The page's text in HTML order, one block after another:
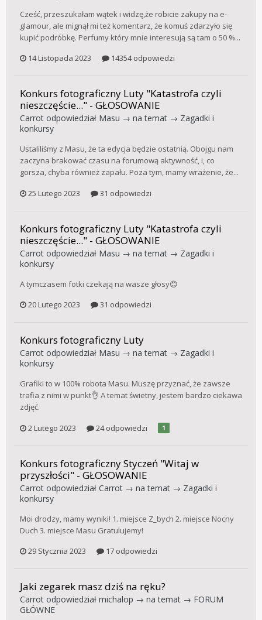
Cześć, przeszukałam wątek i widzę,że robicie zakupy na e-
glamour, ale mignął mi też komentarz, że komuś zdarzyło się
kupić podróbkę. Perfumy który mnie interesują są tam o 50 %...
14 Listopada 2023
14354 odpowiedzi
Konkurs fotograficzny Luty "Katastrofa czyli
nieszczęście..." - GŁOSOWANIE
Carrot odpowiedział Masu → na temat → Zagadki i
konkursy
Ustaliliśmy z Masu, że ta edycja będzie ostatnią. Obojgu nam
zaczyna brakować czasu na forumową aktywność, i, co
gorsza, chyba również zapału. Poza tym, mamy wrażenie, że...
25 Lutego 2023
31 odpowiedzi
Konkurs fotograficzny Luty "Katastrofa czyli
nieszczęście..." - GŁOSOWANIE
Carrot odpowiedział Masu → na temat → Zagadki i
konkursy
A tymczasem fotki czekają na wasze głosy😊
20 Lutego 2023
31 odpowiedzi
Konkurs fotograficzny Luty
Carrot odpowiedział Masu → na temat → Zagadki i
konkursy
Grafiki to w 100% robota Masu. Muszę przyznać, że zawsze
trafia z nimi w punkt👌 A temat świetny, jestem bardzo ciekawa
zdjęć.
2 Lutego 2023
24 odpowiedzi 1
Konkurs fotograficzny Styczeń "Witaj w
przyszłości" - GŁOSOWANIE
Carrot odpowiedział Carrot → na temat → Zagadki i
konkursy
Moi drodzy, mamy wyniki! 1. miejsce Z_bych 2. miejsce Nocny
Duch 3. miejsce Masu Gratulujemy!
29 Stycznia 2023
17 odpowiedzi
Jaki zegarek masz dziś na ręku?
Carrot odpowiedział michalop → na temat → FORUM
GŁÓWNE